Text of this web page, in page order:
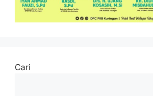
Cari